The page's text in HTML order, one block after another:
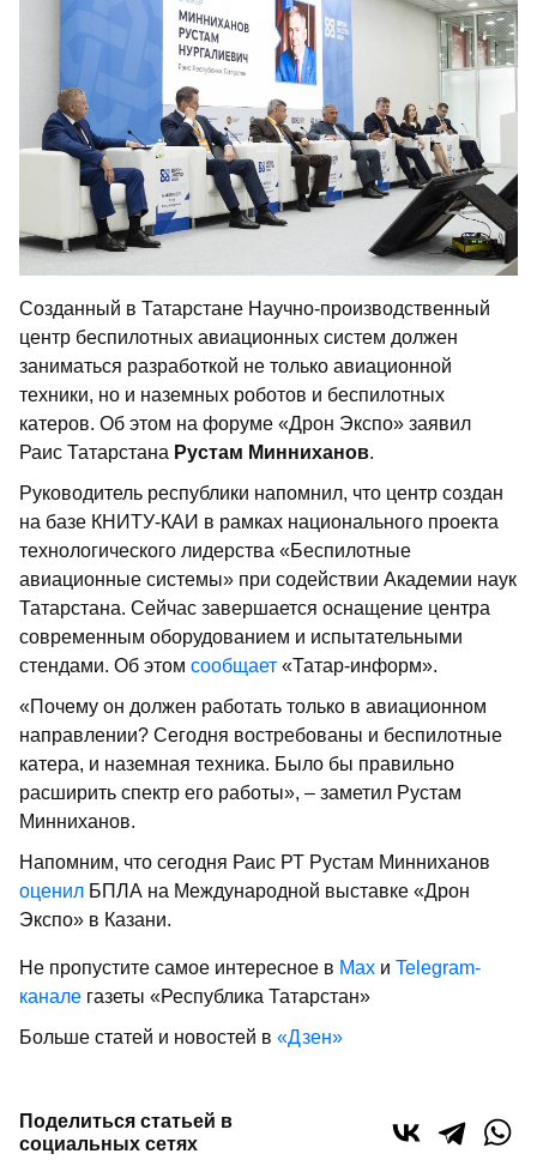
Созданный в Татарстане Научно-производственный
центр беспилотных авиационных систем должен
заниматься разработкой не только авиационной
техники, но и наземных роботов и беспилотных
катеров. Об этом на форуме «Дрон Экспо» заявил
Раис Татарстана Рустам Минниханов.
Руководитель республики напомнил, что центр создан
на базе КНИТУ-КАИ в рамках национального проекта
технологического лидерства «Беспилотные
авиационные системы» при содействии Академии наук
Татарстана. Сейчас завершается оснащение центра
современным оборудованием и испытательными
стендами. Об этом сообщает «Татар-информ».
«Почему он должен работать только в авиационном
направлении? Сегодня востребованы и беспилотные
катера, и наземная техника. Было бы правильно
расширить спектр его работы», – заметил Рустам
Минниханов.
Напомним, что сегодня Раис РТ Рустам Минниханов
оценил БПЛА на Международной выставке «Дрон
Экспо» в Казани.
Не пропустите самое интересное в Max и Telegram-
канале газеты «Республика Татарстан»
Больше статей и новостей в «Дзен»
Поделиться статьей в
социальных сетях